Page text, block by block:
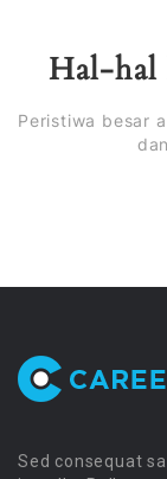
Hal-hal
Peristiwa besar
Sed consequat